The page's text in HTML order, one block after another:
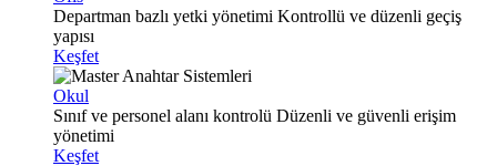
Departman bazlı yetki yönetimi Kontrollü ve düzenli geçiş
yapısı
Keşfet
Okul
Sınıf ve personel alanı kontrolü Düzenli ve güvenli erişim
yönetimi
Keşfet